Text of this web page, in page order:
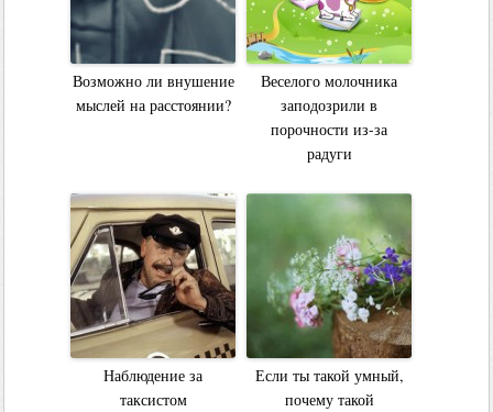
Возможно ли внушение
мыслей на расстоянии?
Веселого молочника
заподозрили в
порочности из-за
радуги
Наблюдение за
таксистом
Если ты такой умный,
почему такой